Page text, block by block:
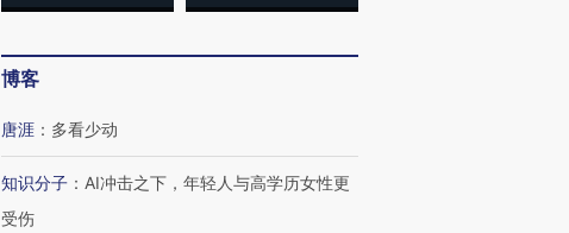
博客
唐涯 ： 多看少动
知识分子 ： AI冲击之下，年轻人与高学历女性更
受伤